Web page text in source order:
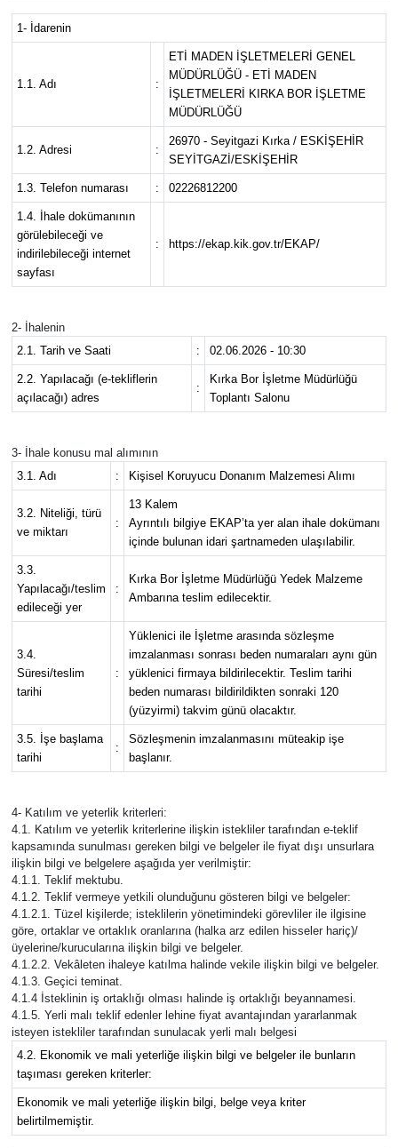
1- İdarenin
1.1. Adı :
ETİ MADEN İŞLETMELERİ GENEL
MÜDÜRLÜĞÜ - ETİ MADEN
İŞLETMELERİ KIRKA BOR İŞLETME
MÜDÜRLÜĞÜ
1.2. Adresi :
26970 - Seyitgazi Kırka / ESKİŞEHİR
SEYİTGAZİ/ESKİŞEHİR
1.3. Telefon numarası : 02226812200
1.4. İhale dokümanının
görülebileceği ve
indirilebileceği internet
sayfası
: https://ekap.kik.gov.tr/EKAP/
2- İhalenin
2.1. Tarih ve Saati
: 02.06.2026 - 10:30
2.2. Yapılacağı (e-tekliflerin
açılacağı) adres
:
Kırka Bor İşletme Müdürlüğü
Toplantı Salonu
3- İhale konusu mal alımının
3.1. Adı
: Kişisel Koruyucu Donanım Malzemesi Alımı
3.2. Niteliği, türü
ve miktarı
:
13 Kalem
Ayrıntılı bilgiye EKAP’ta yer alan ihale dokümanı
içinde bulunan idari şartnameden ulaşılabilir.
3.3.
Yapılacağı/teslim
edileceği yer
:
Kırka Bor İşletme Müdürlüğü Yedek Malzeme
Ambarına teslim edilecektir.
3.4.
Süresi/teslim
tarihi
:
Yüklenici ile İşletme arasında sözleşme
imzalanması sonrası beden numaraları aynı gün
yüklenici firmaya bildirilecektir. Teslim tarihi
beden numarası bildirildikten sonraki 120
(yüzyirmi) takvim günü olacaktır.
3.5. İşe başlama
tarihi
:
Sözleşmenin imzalanmasını müteakip işe
başlanır.
4- Katılım ve yeterlik kriterleri:
4.1. Katılım ve yeterlik kriterlerine ilişkin istekliler tarafından e-teklif
kapsamında sunulması gereken bilgi ve belgeler ile fiyat dışı unsurlara
ilişkin bilgi ve belgelere aşağıda yer verilmiştir:
4.1.1. Teklif mektubu.
4.1.2. Teklif vermeye yetkili olunduğunu gösteren bilgi ve belgeler:
4.1.2.1. Tüzel kişilerde; isteklilerin yönetimindeki görevliler ile ilgisine
göre, ortaklar ve ortaklık oranlarına (halka arz edilen hisseler hariç)/
üyelerine/kurucularına ilişkin bilgi ve belgeler.
4.1.2.2. Vekâleten ihaleye katılma halinde vekile ilişkin bilgi ve belgeler.
4.1.3. Geçici teminat.
4.1.4 İsteklinin iş ortaklığı olması halinde iş ortaklığı beyannamesi.
4.1.5. Yerli malı teklif edenler lehine fiyat avantajından yararlanmak
isteyen istekliler tarafından sunulacak yerli malı belgesi
4.2. Ekonomik ve mali yeterliğe ilişkin bilgi ve belgeler ile bunların
taşıması gereken kriterler:
Ekonomik ve mali yeterliğe ilişkin bilgi, belge veya kriter
belirtilmemiştir.